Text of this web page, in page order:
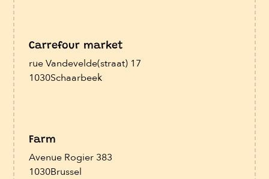
Carrefour market
rue Vandevelde(straat) 17
1030Schaarbeek
Farm
Avenue Rogier 383
1030Brussel